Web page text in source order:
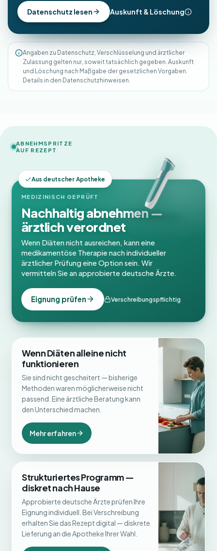
Datenschutz lesen Auskunft & Löschung
Angaben zu Datenschutz, Verschlüsselung und ärztlicher
Zulassung gelten nur, soweit tatsächlich gegeben. Auskunft
und Löschung nach Maßgabe der gesetzlichen Vorgaben.
Details in den Datenschutzhinweisen.
ABNEHMSPRITZE
AUF REZEPT
Aus deutscher Apotheke
MEDIZINISCH GEPRÜFT
Nachhaltig abnehmen —
ärztlich verordnet
Wenn Diäten nicht ausreichen, kann eine
medikamentöse Therapie nach individueller
ärztlicher Prüfung eine Option sein. Wir
vermitteln Sie an approbierte deutsche Ärzte.
Eignung prüfen Verschreibungspflichtig
Wenn Diäten alleine nicht
funktionieren
Sie sind nicht gescheitert — bisherige
Methoden waren möglicherweise nicht
passend. Eine ärztliche Beratung kann
den Unterschied machen.
Mehr erfahren
Strukturiertes Programm —
diskret nach Hause
Approbierte deutsche Ärzte prüfen Ihre
Eignung individuell. Bei Verschreibung
erhalten Sie das Rezept digital — diskrete
Lieferung an die Apotheke Ihrer Wahl.